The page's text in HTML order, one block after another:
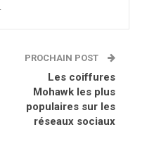
PROCHAIN POST
Les coiffures
Mohawk les plus
populaires sur les
réseaux sociaux